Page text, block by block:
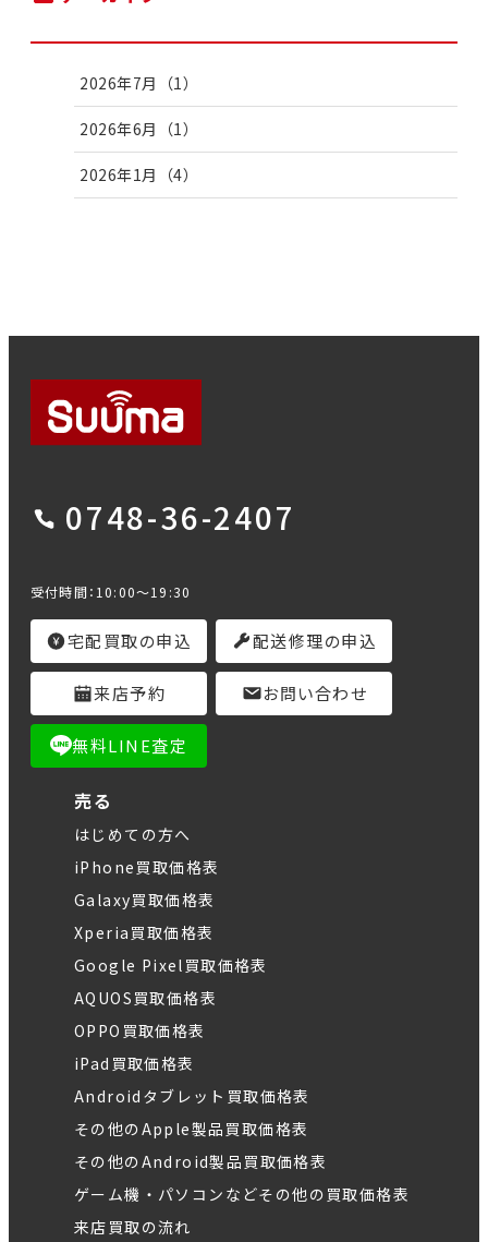
2026年7月（1）
2026年6月（1）
2026年1月（4）
0748-36-2407
受付時間：10:00～19:30
宅配買取の申込 配送修理の申込
来店予約 お問い合わせ
無料LINE査定
売る
はじめての方へ
iPhone買取価格表
Galaxy買取価格表
Xperia買取価格表
Google Pixel買取価格表
AQUOS買取価格表
OPPO買取価格表
iPad買取価格表
Androidタブレット買取価格表
その他のApple製品買取価格表
その他のAndroid製品買取価格表
ゲーム機・パソコンなどその他の買取価格表
来店買取の流れ